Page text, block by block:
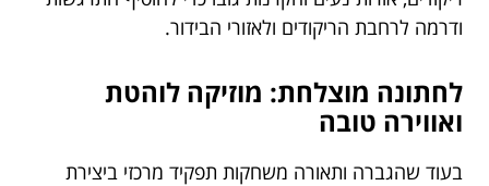
ודרמה לרחבת הריקודים ולאזורי הבידור.
לחתונה מוצלחת: מוזיקה לוהטת
ואווירה טובה
בעוד שהגברה ותאורה משחקות תפקיד מרכזי ביצירת